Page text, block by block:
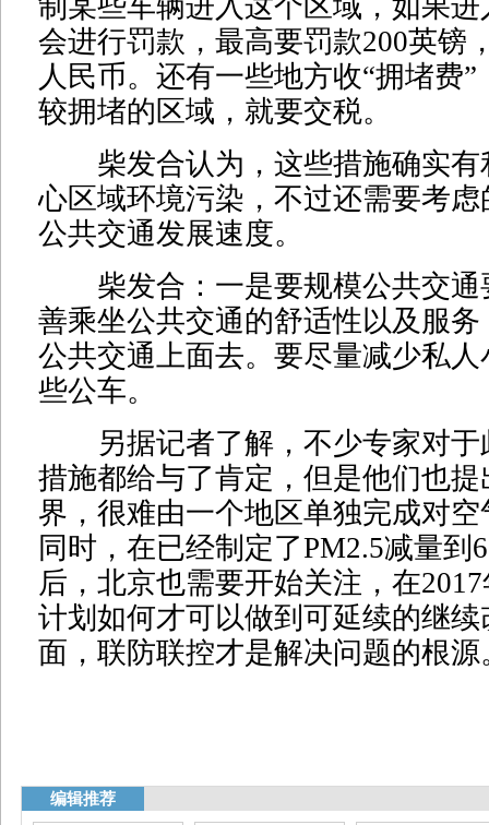
制某些车辆进入这个区域，如果
会进行罚款，最高要罚款200英镑
人民币。还有一些地方收“拥堵费
较拥堵的区域，就要交税。
柴发合认为，这些措施确实有
心区域环境污染，不过还需要考
公共交通发展速度。
柴发合：一是要规模公共交通
善乘坐公共交通的舒适性以及服
公共交通上面去。要尽量减少私
些公车。
另据记者了解，不少专家对于
措施都给与了肯定，但是他们也
界，很难由一个地区单独完成对
同时，在已经制定了PM2.5减量到
后，北京也需要开始关注，在
计划如何才可以做到可延续的继
面，联防联控才是解决问题的根源
编辑推荐